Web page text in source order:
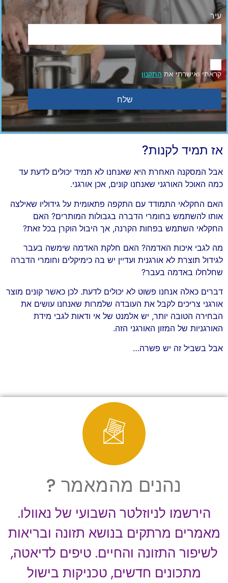
עיר
קראתי ואישרתי את התקנון
שלח
אז תמיד לקנות?
אבל המסקנה האחרת היא שאנחנו לא תמיד יכולים לדעת עד
כמה האוכל האורגני שאנחנו קונים, אכן אורגני.
האם החקלאי התמודד עם התקפה פתאומית על גידוליו שאילצה
אותו להשתמש בחומרי הדברה בגבולות המותרים? האם
החקלאי השתמש בפחות הקרנה, אך היבול הוקרן בכל זאת?
מה לגבי איכות האדמה? האם חלקת האדמה שימשה בעבר
לגידול תוצרת לא אורגנית ועדיין יש בה כימיקלים וחומרי הדברה
שחלחלו באדמה בעבר?
דברים כאלה אנחנו פשוט לא יכולים לדעת. לכן כאשר קונים מוצר
אורגני צריכים לקבל את העובדה שלמרות שאנחנו עושים את
הבחירה הטובה יותר, יש אלמנט של אי ודאות לגבי מידת
האורגניות של המזון האורגני הזה.
אבל בשביל זה יש פשרה…
נהנים מהמאמר ?
הירשמו לניוזלטר השבועי של נאוולו.
מאמרים מרתקים בנושא תזונה ובריאות
לשיפור התזונה והחיים. טיפים לדיאטה,
מתכונים חדשים, טכניקות בישול